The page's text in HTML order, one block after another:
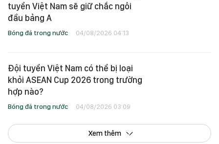
tuyển Việt Nam sẽ giữ chắc ngôi
đầu bảng A
Bóng đá trong nước 04/08/2026 04:13
Đội tuyển Việt Nam có thể bị loại
khỏi ASEAN Cup 2026 trong trường
hợp nào?
Bóng đá trong nước 04/08/2026 03:09
Xem thêm